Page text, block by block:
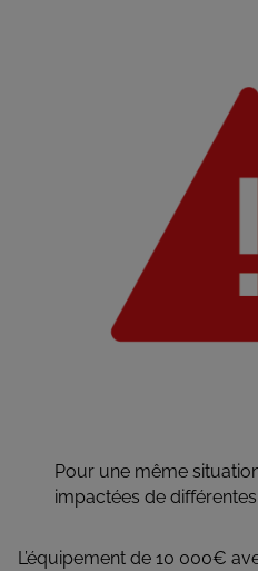
Pour une même
impactées de
L’équipement de 10 000€